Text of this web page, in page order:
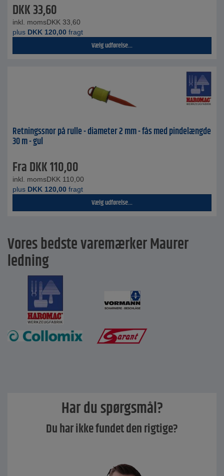
DKK33,60
inkl. momsDKK 33,60
plus DKK 120,00 fragt
Vælg udførelse...
Retningssnor på rulle - diameter 2 mm - fås med pindelængde
30 m - gul
FraDKK110,00
inkl. momsDKK 110,00
plus DKK 120,00 fragt
Vælg udførelse...
Vores bedste varemærker Maurer
ledning
Har du spørgsmål?
Du har ikke fundet den rigtige?